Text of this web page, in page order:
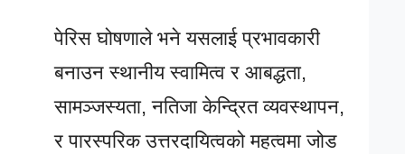
पेरिस घोषणाले भने यसलाई प्रभावकारी
बनाउन स्थानीय स्वामित्व र आबद्धता,
सामञ्जस्यता, नतिजा केन्द्रित व्यवस्थापन,
र पारस्परिक उत्तरदायित्वको महत्वमा जोड